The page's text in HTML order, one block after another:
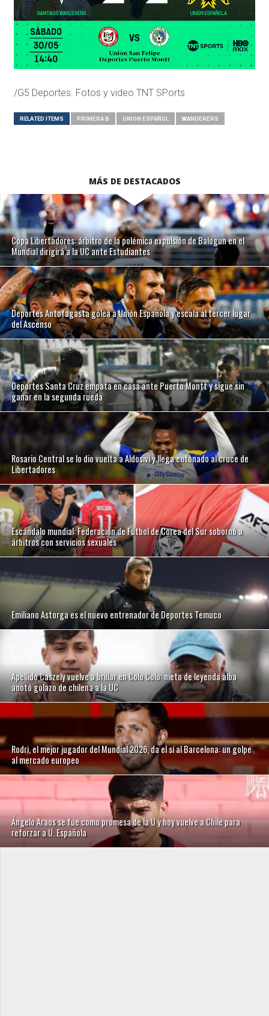
/G5 Deportes. Fotos y video TNT SPorts
RELATED ITEMS PRIMERA B UNION ESPAÑOL WANDERERS
MÁS DE DESTACADOS
Copa Libertadores: árbitro de la polémica expulsión de Balogun en el
Mundial dirigirá a la UC ante Estudiantes
Deportes Antofagasta golea a Unión Española y escala al tercer lugar
del Ascenso
Deportes Santa Cruz empata en casa ante Puerto Montt y sigue sin
ganar en la segunda rueda
Rosario Central se lo dio vuelta a Aldosivi y llega entonado al cruce de
Libertadores
Escándalo mundial: Federación de Fútbol de Corea del Sur sobornó a
árbitros con servicios sexuales
Emiliano Astorga es el nuevo entrenador de Deportes Temuco
Apellido Caszely vuelve a brillar en Colo Colo: nieto de leyenda alba
anotó golazo de chilena a la UC
Rodri, el mejor jugador del Mundial 2026, da el sí al Barcelona: un golpe
al mercado europeo
Ángelo Araos se fue como promesa de la U y hoy vuelve a Chile para
reforzar a U. Española